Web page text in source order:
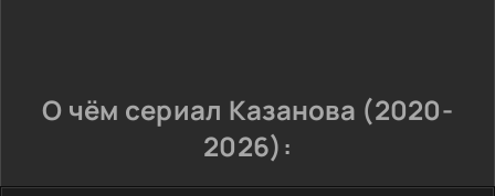
О чём сериал Казанова (2020-
2026):